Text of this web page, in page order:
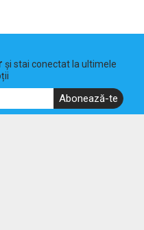
și stai conectat la ultimele
Abonează-te